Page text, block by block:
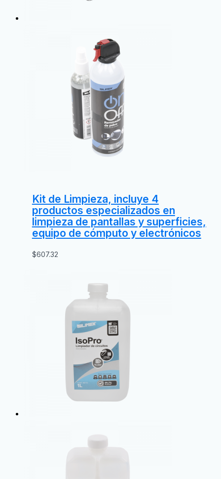
Kit de Limpieza, incluye 4
productos especializados en
limpieza de pantallas y superficies,
equipo de cómputo y electrónicos
$607.32